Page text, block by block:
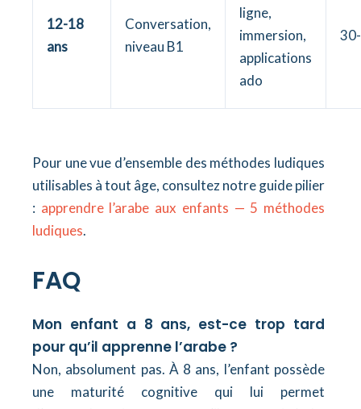
12-18
ans
Conversation,
niveau B1
ligne,
immersion,
applications
ado
Pour une vue d’ensemble des méthodes ludiques
utilisables à tout âge, consultez notre guide pilier
: apprendre l’arabe aux enfants — 5 méthodes
ludiques.
FAQ
Mon enfant a 8 ans, est-ce trop tard
pour qu’il apprenne l’arabe ?
Non, absolument pas. À 8 ans, l’enfant possède
une maturité cognitive qui lui permet